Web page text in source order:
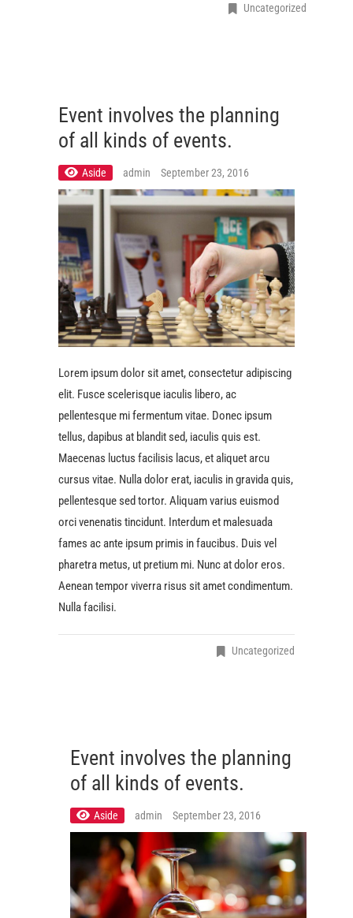
Uncategorized
Event involves the planning
of all kinds of events.
Aside admin September 23, 2016
Lorem ipsum dolor sit amet, consectetur adipiscing
elit. Fusce scelerisque iaculis libero, ac
pellentesque mi fermentum vitae. Donec ipsum
tellus, dapibus at blandit sed, iaculis quis est.
Maecenas luctus facilisis lacus, et aliquet arcu
cursus vitae. Nulla dolor erat, iaculis in gravida quis,
pellentesque sed tortor. Aliquam varius euismod
orci venenatis tincidunt. Interdum et malesuada
fames ac ante ipsum primis in faucibus. Duis vel
pharetra metus, ut pretium mi. Nunc at dolor eros.
Aenean tempor viverra risus sit amet condimentum.
Nulla facilisi.
Uncategorized
Event involves the planning
of all kinds of events.
Aside admin September 23, 2016